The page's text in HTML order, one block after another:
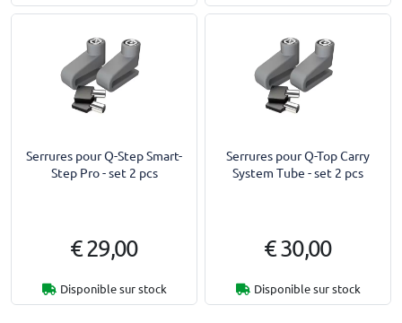
Serrures pour Q-Step Smart-
Step Pro - set 2 pcs
€ 29,00
Disponible sur stock
Serrures pour Q-Top Carry
System Tube - set 2 pcs
€ 30,00
Disponible sur stock